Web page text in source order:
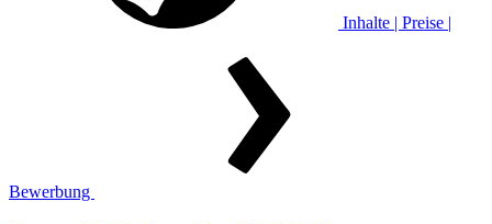
Inhalte | Preise |
Bewerbung